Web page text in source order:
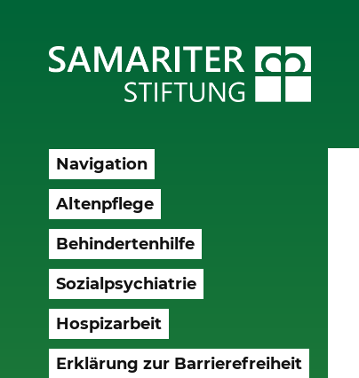
Navigation
Altenpflege
Behindertenhilfe
Sozialpsychiatrie
Hospizarbeit
Erklärung zur Barrierefreiheit